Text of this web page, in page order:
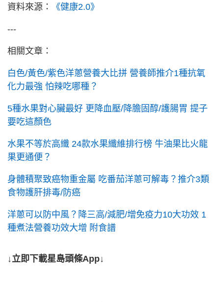
資料來源： 《健康2.0》
---
相關文章：
白色/黃色/紫色洋蔥營養大比拼 營養師推介1種抗氧
化力最強 怕辣吃哪種？
5種水果對心臟最好 更降血壓/降膽固醇/護腸胃 提子
要吃這顏色
水果不等於高纖 24款水果纖維排行榜 牛油果比火龍
果更通便？
身體積聚致癌物重金屬 吃番茄洋蔥可解毒？推介3類
食物護肝排毒/防癌
洋蔥可以防中風？降三高/減肥/增免疫力10大功效 1
種煮法營養功效大增 附食譜
↓立即下載星島頭條App↓